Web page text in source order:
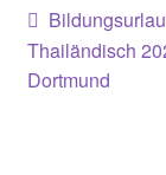
Vorheriger
Beitrag:
Thailändisch
Dortmund